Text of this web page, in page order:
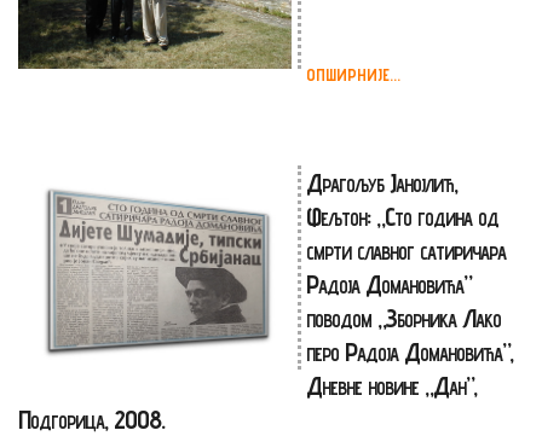
ОПШИРНИЈЕ...
Драгољуб Јанојлић,
Фељтон: „Сто година од
смрти славног сатиричара
Радоја Домановића”
поводом „Зборника Лако
перо Радоја Домановића”,
Дневне новине „Дан”,
Подгорица, 2008.